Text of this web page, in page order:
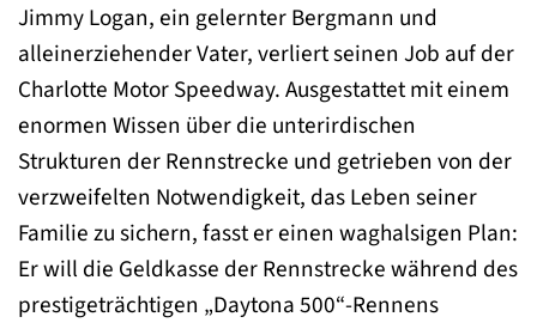
Jimmy Logan, ein gelernter Bergmann und
alleinerziehender Vater, verliert seinen Job auf der
Charlotte Motor Speedway. Ausgestattet mit einem
enormen Wissen über die unterirdischen
Strukturen der Rennstrecke und getrieben von der
verzweifelten Notwendigkeit, das Leben seiner
Familie zu sichern, fasst er einen waghalsigen Plan:
Er will die Geldkasse der Rennstrecke während des
prestigeträchtigen „Daytona 500“-Rennens